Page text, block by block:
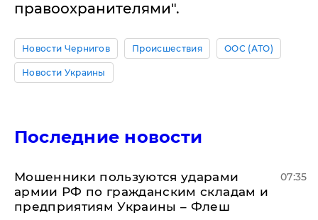
правоохранителями".
Новости Чернигов Происшествия ООС (АТО)
Новости Украины
Последние новости
Мошенники пользуются ударами
армии РФ по гражданским складам и
предприятиям Украины – Флеш
07:35